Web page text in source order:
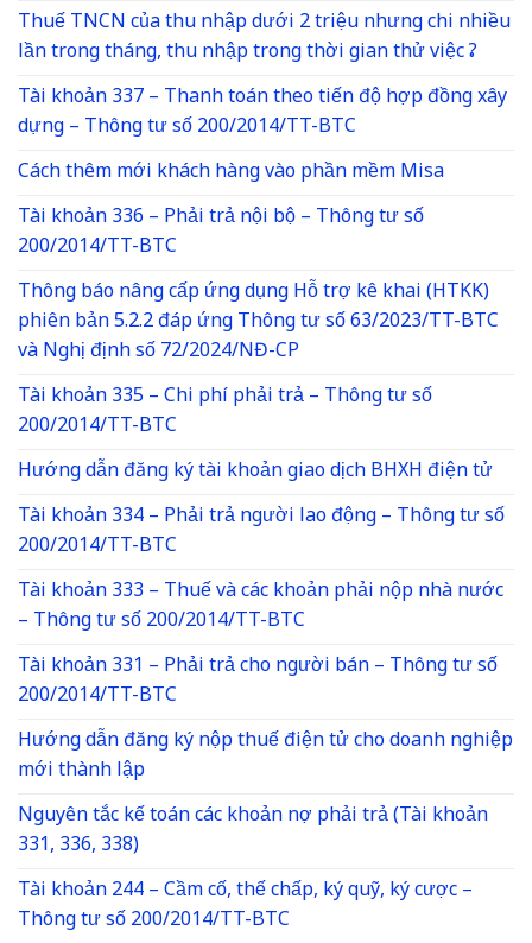
Thuế TNCN của thu nhập dưới 2 triệu nhưng chi nhiều
lần trong tháng, thu nhập trong thời gian thử việc ?
Tài khoản 337 – Thanh toán theo tiến độ hợp đồng xây
dựng – Thông tư số 200/2014/TT-BTC
Cách thêm mới khách hàng vào phần mềm Misa
Tài khoản 336 – Phải trả nội bộ – Thông tư số
200/2014/TT-BTC
Thông báo nâng cấp ứng dụng Hỗ trợ kê khai (HTKK)
phiên bản 5.2.2 đáp ứng Thông tư số 63/2023/TT-BTC
và Nghị định số 72/2024/NĐ-CP
Tài khoản 335 – Chi phí phải trả – Thông tư số
200/2014/TT-BTC
Hướng dẫn đăng ký tài khoản giao dịch BHXH điện tử
Tài khoản 334 – Phải trả người lao động – Thông tư số
200/2014/TT-BTC
Tài khoản 333 – Thuế và các khoản phải nộp nhà nước
– Thông tư số 200/2014/TT-BTC
Tài khoản 331 – Phải trả cho người bán – Thông tư số
200/2014/TT-BTC
Hướng dẫn đăng ký nộp thuế điện tử cho doanh nghiệp
mới thành lập
Nguyên tắc kế toán các khoản nợ phải trả (Tài khoản
331, 336, 338)
Tài khoản 244 – Cầm cố, thế chấp, ký quỹ, ký cược –
Thông tư số 200/2014/TT-BTC